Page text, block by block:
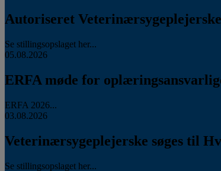
Autoriseret
Se stillingsopslaget her...
05.08.2026
ERFA møde for
ERFA 2026...
03.08.2026
Veterinærsygeplejerske søges til
Se stillingsopslaget her...